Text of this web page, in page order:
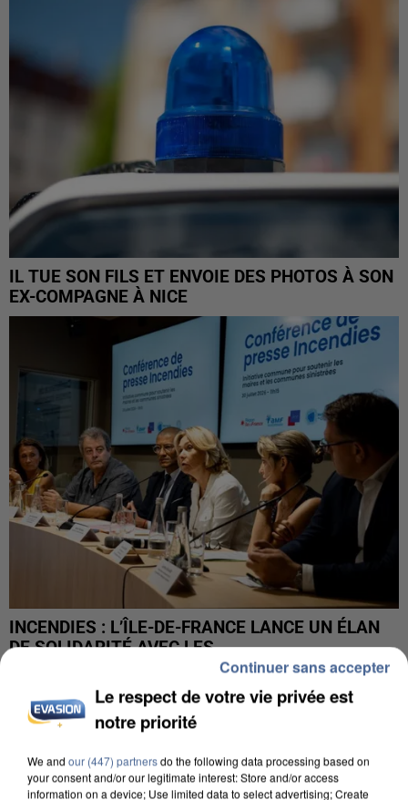
IL TUE SON FILS ET ENVOIE DES PHOTOS À SON
EX-COMPAGNE À NICE
INCENDIES : L’ÎLE-DE-FRANCE LANCE UN ÉLAN
DE SOLIDARITÉ AVEC LES...
Le respect de votre vie privée est
notre priorité
We and our (447) partnersdo the following data processing based on
your consent and/or our legitimate interest: Store and/or access
information on a device; Use limited data to select advertising; Create
Continuer sans accepter